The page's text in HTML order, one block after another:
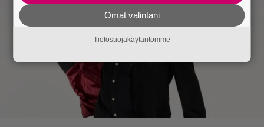
Omat valintani
Tietosuojakäytäntömme